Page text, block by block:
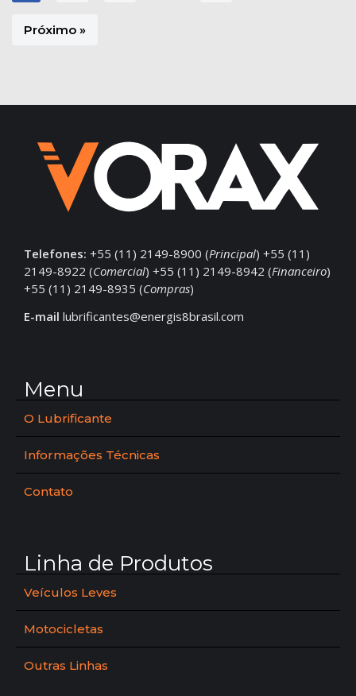
Próximo »
Telefones: +55 (11) 2149-8900 (Principal) +55 (11)
2149-8922 (Comercial) +55 (11) 2149-8942 (Financeiro)
+55 (11) 2149-8935 (Compras)
E-mail lubrificantes@energis8brasil.com
Menu
O Lubrificante
Informações Técnicas
Contato
Linha de Produtos
Veículos Leves
Motocicletas
Outras Linhas